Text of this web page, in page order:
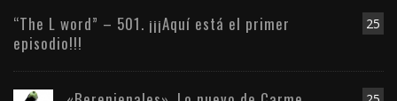
25
“The L word” – 501. ¡¡¡Aquí está el primer
episodio!!!